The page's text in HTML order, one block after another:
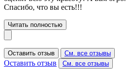
Спасибо, что вы есть!!!
Читать полностью
Оставить отзыв См. все отзывы
Оставить отзыв См. все отзывы